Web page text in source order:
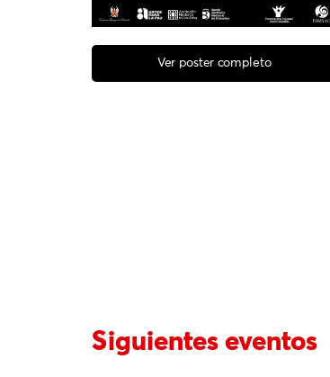
Ver poster completo
Siguientes eventos